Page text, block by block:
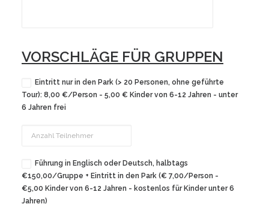
VORSCHLÄGE FÜR GRUPPEN
Eintritt nur in den Park (> 20 Personen, ohne geführte
Tour): 8,00 €/Person - 5,00 € Kinder von 6-12 Jahren - unter
6 Jahren frei
Führung in Englisch oder Deutsch, halbtags
€150,00/Gruppe + Eintritt in den Park (€ 7,00/Person -
€5,00 Kinder von 6-12 Jahren - kostenlos für Kinder unter 6
Jahren)